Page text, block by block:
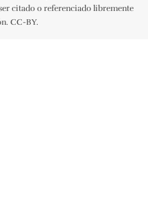
citado o referenciado libremente
CC-BY.